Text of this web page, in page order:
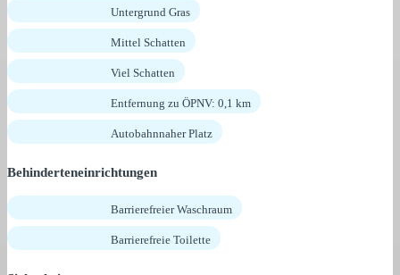
Untergrund Gras
Mittel Schatten
Viel Schatten
Entfernung zu ÖPNV: 0,1 km
Autobahnnaher Platz
Behinderteneinrichtungen
Barrierefreier Waschraum
Barrierefreie Toilette